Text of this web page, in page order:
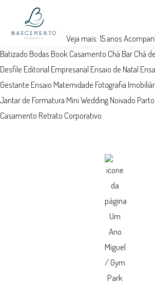
Veja mais:15 anos
Batizado Bodas Book Casamento Chá BarChá
Desfile Editorial Empresarial Ensaio de Natal
Gestante Ensaio Maternidade Fotografia
Jantar de Formatura Mini WeddingNoivado Parto
Casamento Retrato Corporativo